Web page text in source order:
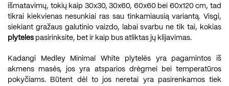
išmatavimų, tokių kaip 30x30, 30x60, 60x60 bei 60x120 cm, tad
tikrai kiekvienas nesunkiai ras sau tinkamiausią variantą. Visgi,
siekiant gražaus galutinio vaizdo, labai svarbu ne tik tai, kokias
plyteles pasirinksite, bet ir kaip bus atliktas jų klijavimas.
Kadangi Medley Minimal White plytelės yra pagamintos iš
akmens masės, jos yra atsparios drėgmei bei temperatūros
pokyčiams. Būtent dėl to jos neretai yra pasirenkamos tiek